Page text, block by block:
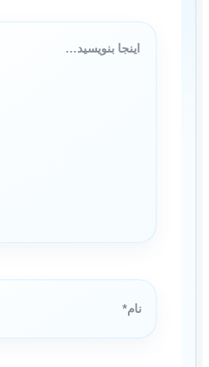
اینجا
بنویسید…
نام*